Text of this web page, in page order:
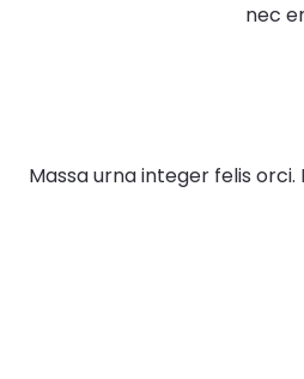
nec
Massa urna integer felis